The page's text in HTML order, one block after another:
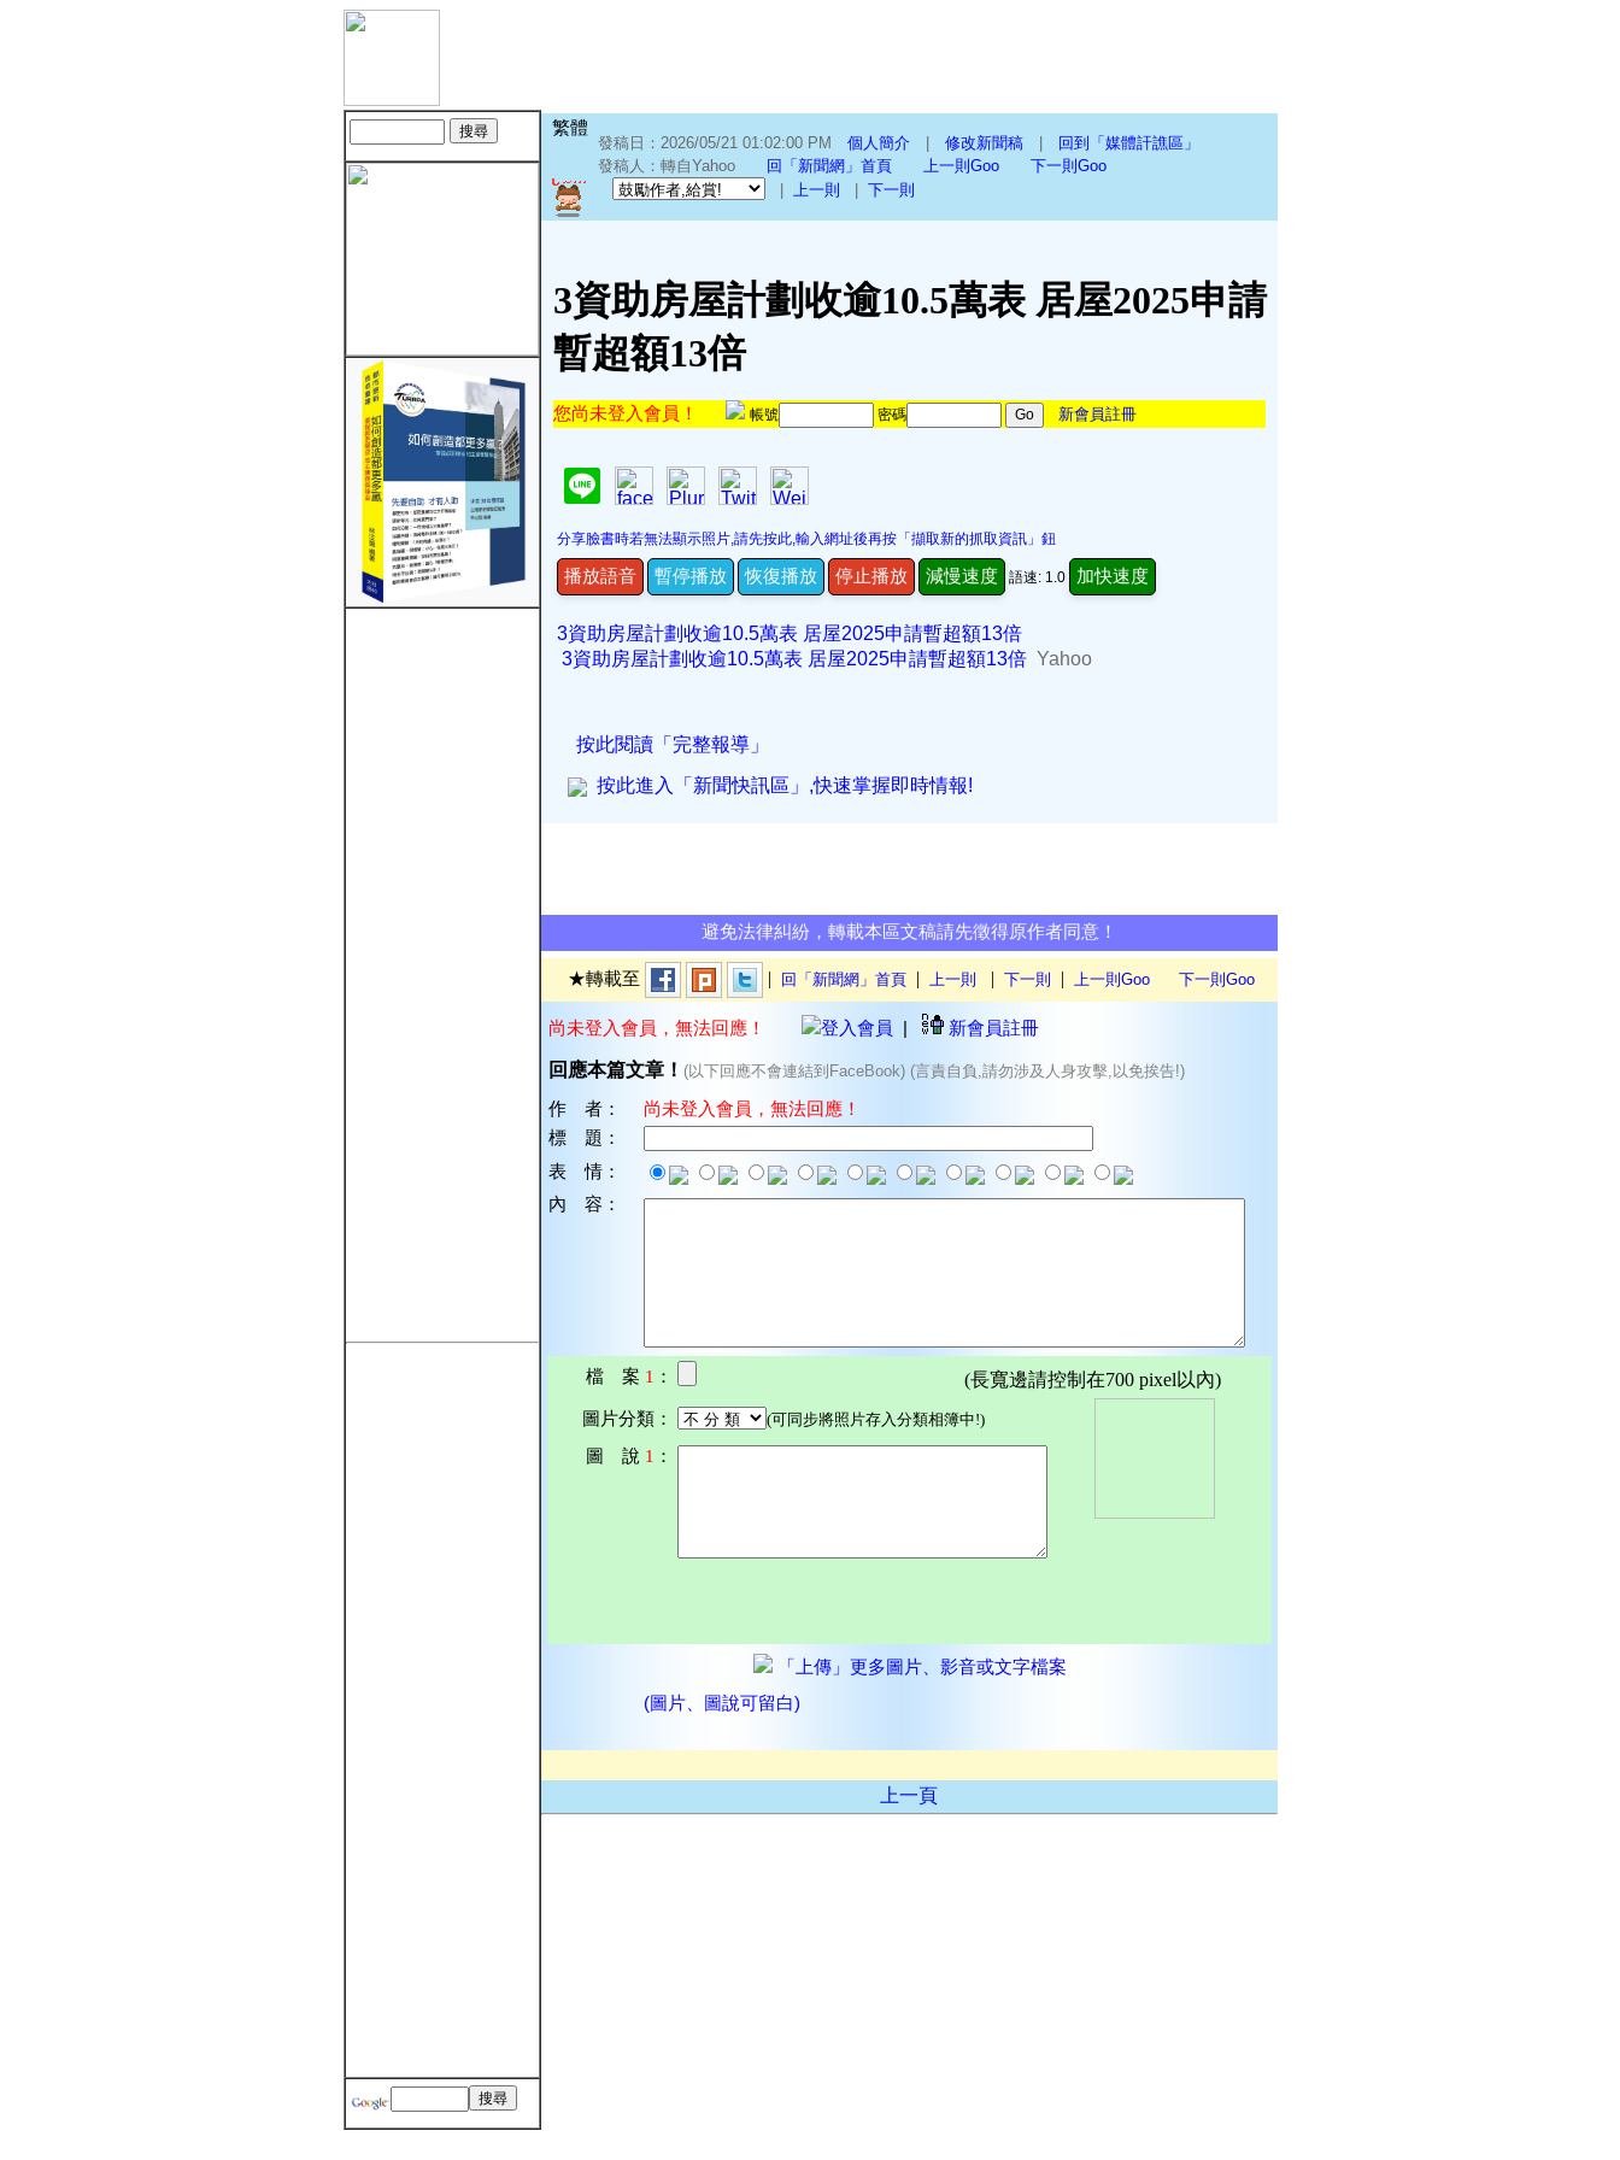
繁體
發稿日：2026/05/21 01:02:00 PM 個人簡介| 修改新聞稿|
回到「媒體訐譙區」
發稿人：轉自Yahoo
回「新聞網」首頁 上一則Goo
下一則Goo
上一則 下一則
3資助房屋計劃收逾10.5萬表 居屋2025申請
暫超額13倍
您尚未登入會員！ 帳號 密碼 新會員註冊
分享臉書時若無法顯示照片,請先按此,輸入網址後再按「擷取新的抓取資訊」鈕
播放語音 暫停播放 恢復播放 停止播放 減慢速度 語速: 1.0 加快速度
3資助房屋計劃收逾10.5萬表 居屋2025申請暫超額13倍
3資助房屋計劃收逾10.5萬表 居屋2025申請暫超額13倍 Yahoo
按此閱讀「完整報導」
按此進入「新聞快訊區」,快速掌握即時情報!
避免法律糾紛，轉載本區文稿請先徵得原作者同意！
★轉載至 | 回「新聞網」首頁 | 上一則 | 下一則 | 上一則Goo 下一則Goo
尚未登入會員，無法回應！ 登入會員 | 新會員註冊
回應本篇文章！ (以下回應不會連結到FaceBook) (言責自負,請勿涉及人身攻擊,以免挨告!)
作 者：
尚未登入會員，無法回應！
標 題：
表 情：
內 容：
檔 案 1 ： (長寬邊請控制在700 pixel以內)
圖片分類： (可同步將照片存入分類相簿中!)
圖 說 1 ：
「上傳」更多圖片、影音或文字檔案
(圖片、圖說可留白)
上一頁